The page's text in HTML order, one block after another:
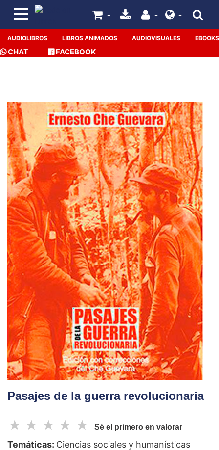
AUDIOLIBROS LIBROS ANIMADOS AUDIOVISUALES EBOOKS
CHAT FACEBOOK
Pasajes de la guerra revolucionaria
☆
☆
☆
☆
☆ Sé el primero en valorar
Temáticas: Ciencias sociales y humanísticas